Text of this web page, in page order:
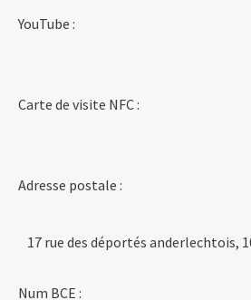
YouTube :
Carte de visite NFC :
Adresse postale :
17 rue des déportés anderlechtois,
Num BCE :